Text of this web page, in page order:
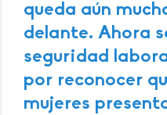
queda aún
delante. Ahora
seguridad
por reconocer
mujeres